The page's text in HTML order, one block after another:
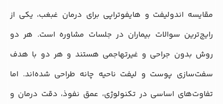
مقایسه اندولیفت و هایفوتراپی برای درمان غبغب، یکی از
رایج‌ترین سوالات بیماران در جلسات مشاوره است. هر دو
روش بدون جراحی و غیرتهاجمی هستند و هر دو با هدف
سفت‌سازی پوست و لیفت ناحیه چانه طراحی شده‌اند. اما
تفاوت‌های اساسی در تکنولوژی، عمق نفوذ، دقت درمان و